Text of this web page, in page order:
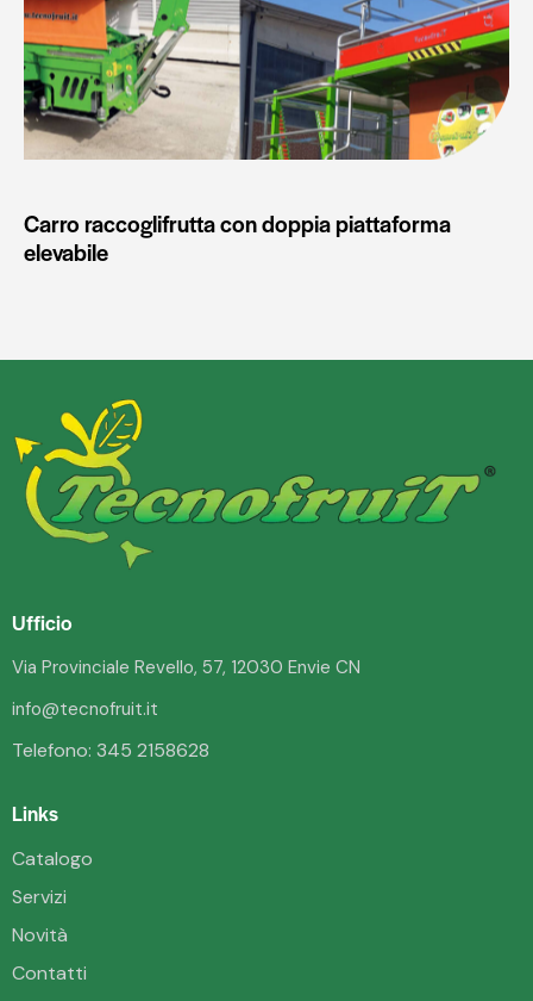
Carro raccoglifrutta con doppia piattaforma
elevabile
Ufficio
Via Provinciale Revello, 57, 12030 Envie CN
info@tecnofruit.it
Telefono: 345 2158628
Links
Catalogo
Servizi
Novità
Contatti